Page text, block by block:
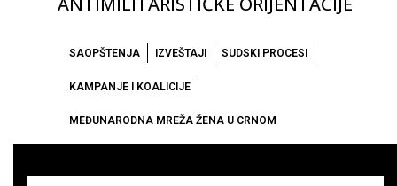
SAOPŠTENJA IZVEŠTAJI SUDSKI PROCESI
KAMPANJE I KOALICIJE
MEĐUNARODNA MREŽA ŽENA U CRNOM